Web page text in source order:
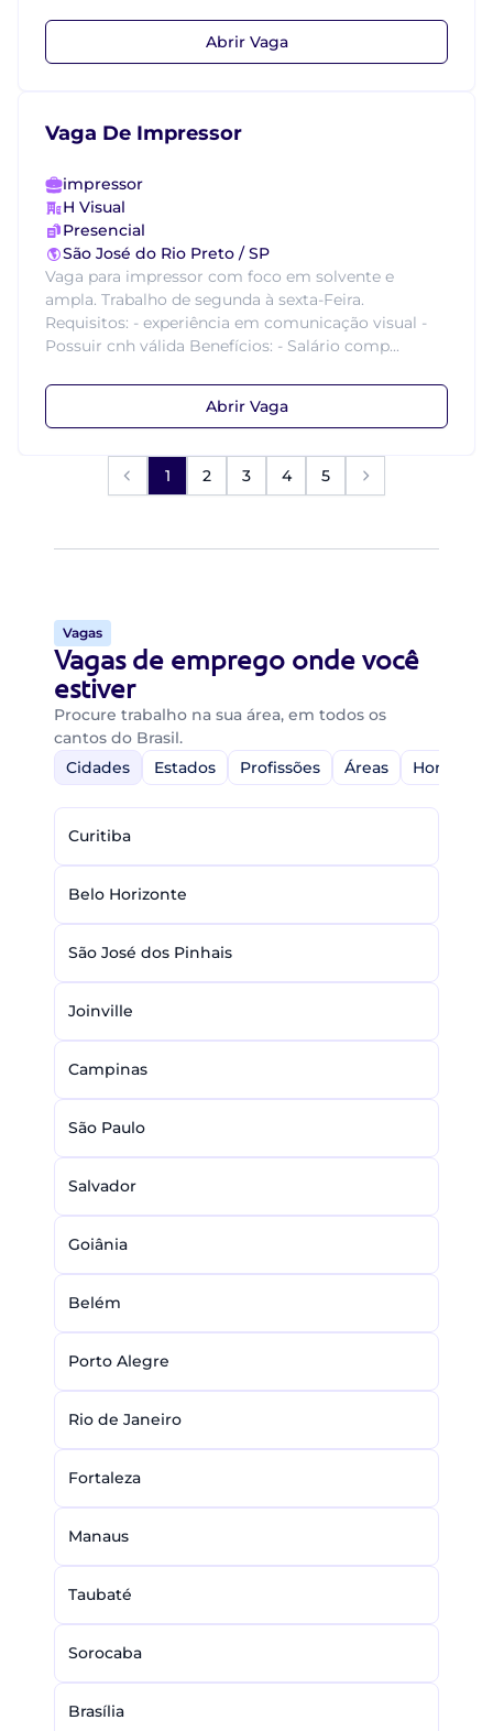
Abrir Vaga
Vaga De Impressor
impressor
H Visual
Presencial
São José do Rio Preto / SP
Vaga para impressor com foco em solvente e
ampla. Trabalho de segunda à sexta-Feira.
Requisitos: - experiência em comunicação visual -
Possuir cnh válida Benefícios: - Salário comp...
Abrir Vaga
1 2 3 4 5
Vagas
Vagas de emprego onde você
estiver
Procure trabalho na sua área, em todos os
cantos do Brasil.
Cidades
Estados Profissões Áreas Home-
Curitiba
Belo Horizonte
São José dos Pinhais
Joinville
Campinas
São Paulo
Salvador
Goiânia
Belém
Porto Alegre
Rio de Janeiro
Fortaleza
Manaus
Taubaté
Sorocaba
Brasília